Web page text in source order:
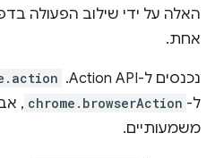
האלה על ידי שילוב הפעולה
אחת.
נכנסים ל-Action API. ‏
ל- chrome.browserAction
,
משמעותיים.